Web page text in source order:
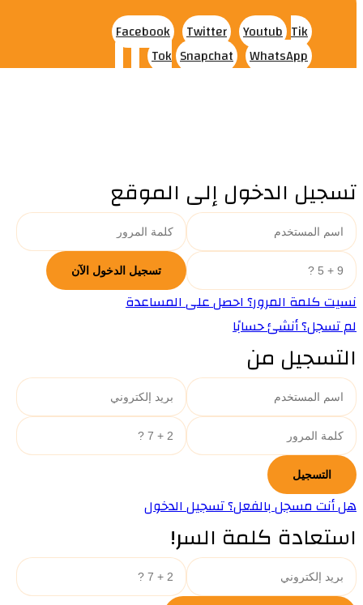
Facebook Twitter Youtub Tik
Tok Snapchat WhatsApp
تسجيل الدخول إلى الموقع
نسيت كلمة المرور؟ احصل على المساعدة
لم تسجل؟ أنشئ حسابًا
التسجيل من
هل أنت مسجل بالفعل؟ تسجيل الدخول
استعادة كلمة السر!